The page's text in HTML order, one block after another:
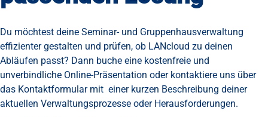
Du möchtest deine Seminar- und Gruppenhausverwaltung
effizienter gestalten und prüfen, ob LANcloud zu deinen
Abläufen passt? Dann buche eine kostenfreie und
unverbindliche Online-Präsentation oder kontaktiere uns über
das Kontaktformular mit einer kurzen Beschreibung deiner
aktuellen Verwaltungsprozesse oder Herausforderungen.